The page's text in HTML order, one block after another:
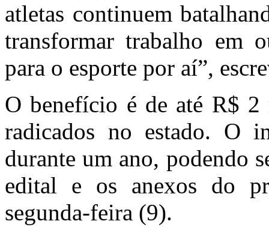
atletas continuem
transformar trabalho em
para o esporte por aí”,
O benefício é de até R$ 2
radicados no estado. O
durante um ano, podendo
edital e os anexos do
segunda-feira (9).